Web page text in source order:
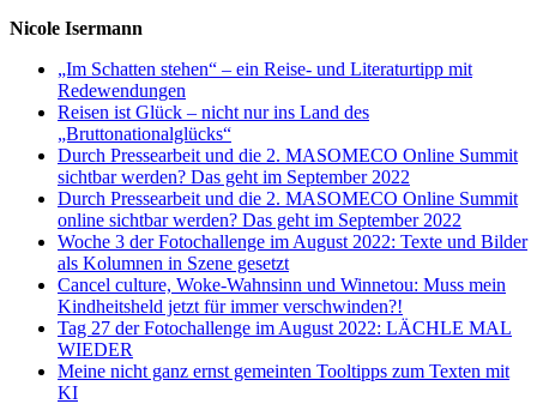
Nicole Isermann
„Im Schatten stehen“ – ein Reise- und Literaturtipp mit
Redewendungen
Reisen ist Glück – nicht nur ins Land des
„Bruttonationalglücks“
Durch Pressearbeit und die 2. MASOMECO Online Summit
sichtbar werden? Das geht im September 2022
Durch Pressearbeit und die 2. MASOMECO Online Summit
online sichtbar werden? Das geht im September 2022
Woche 3 der Fotochallenge im August 2022: Texte und Bilder
als Kolumnen in Szene gesetzt
Cancel culture, Woke-Wahnsinn und Winnetou: Muss mein
Kindheitsheld jetzt für immer verschwinden?!
Tag 27 der Fotochallenge im August 2022: LÄCHLE MAL
WIEDER
Meine nicht ganz ernst gemeinten Tooltipps zum Texten mit
KI